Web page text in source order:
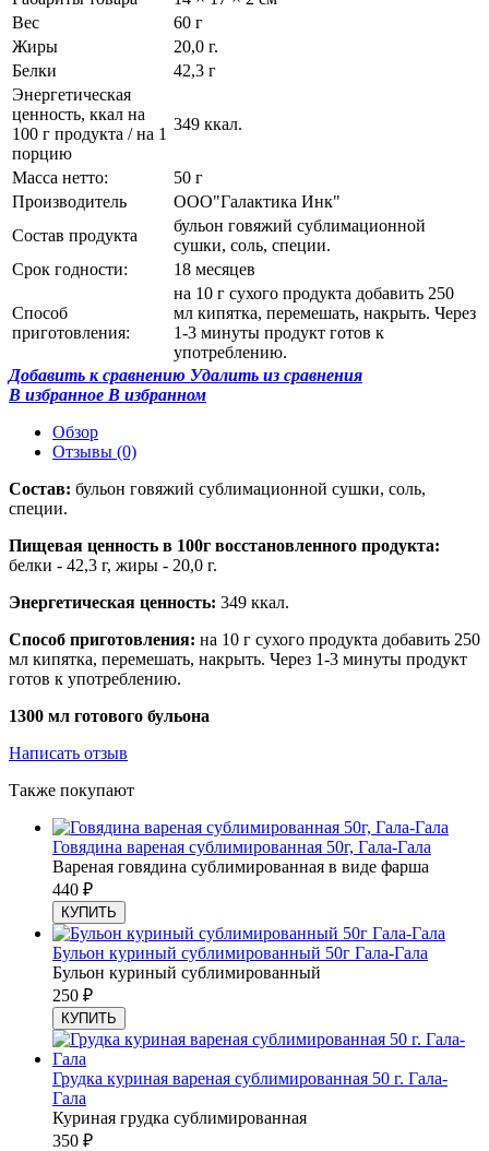
Вес
60 г
Жиры
20,0 г.
Белки
42,3 г
Энергетическая
ценность, ккал на
100 г продукта / на 1
порцию
349 ккал.
Масса нетто:
50 г
Производитель
ООО"Галактика Инк"
Состав продукта
бульон говяжий сублимационной
сушки, соль, специи.
Срок годности:
18 месяцев
Способ
приготовления:
на 10 г сухого продукта добавить 250
мл кипятка, перемешать, накрыть. Через
1-3 минуты продукт готов к
употреблению.
Добавить к сравнению Удалить из сравнения
В избранное В избранном
Обзор
Отзывы (0)
Состав: бульон говяжий сублимационной сушки, соль,
специи.
Пищевая ценность в 100г восстановленного продукта:
белки - 42,3 г, жиры - 20,0 г.
Энергетическая ценность: 349 ккал.
Способ приготовления: на 10 г сухого продукта добавить 250
мл кипятка, перемешать, накрыть. Через 1-3 минуты продукт
готов к употреблению.
1300 мл готового бульона
Написать отзыв
Также покупают
Говядина вареная сублимированная 50г, Гала-Гала
Вареная говядина сублимированная в виде фарша
440 ₽
КУПИТЬ
Бульон куриный сублимированный 50г Гала-Гала
Бульон куриный сублимированный
250 ₽
КУПИТЬ
Грудка куриная вареная сублимированная 50 г. Гала-
Гала
Куриная грудка сублимированная
350 ₽